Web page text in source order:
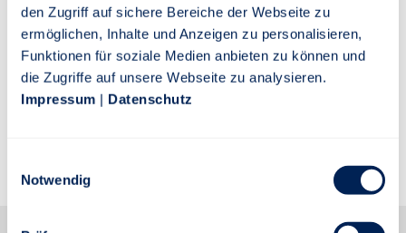
den Zugriff auf sichere Bereiche der Webseite zu
ermöglichen, Inhalte und Anzeigen zu personalisieren,
Funktionen für soziale Medien anbieten zu können und
die Zugriffe auf unsere Webseite zu analysieren.
Impressum | Datenschutz
Notwendig
Versicherungsvereins auf Gegenseitigkeit (VVaG) allein
den Interessen ihrer Versicherten verpflichtet. Der
Schwerpunkt des Unternehmens liegt auf modernen
Vorsorgelösungen in der Lebens- und
Rentenversicherung sowie in der Unfallversicherung.